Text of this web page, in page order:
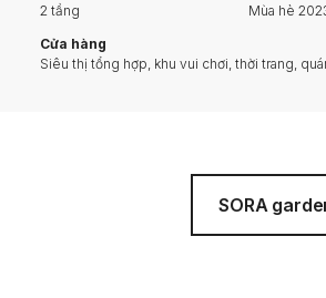
2 tầng
Mùa hè
Cửa hàng
Siêu thị tổng hợp, khu vui chơi, thời trang,
SORA